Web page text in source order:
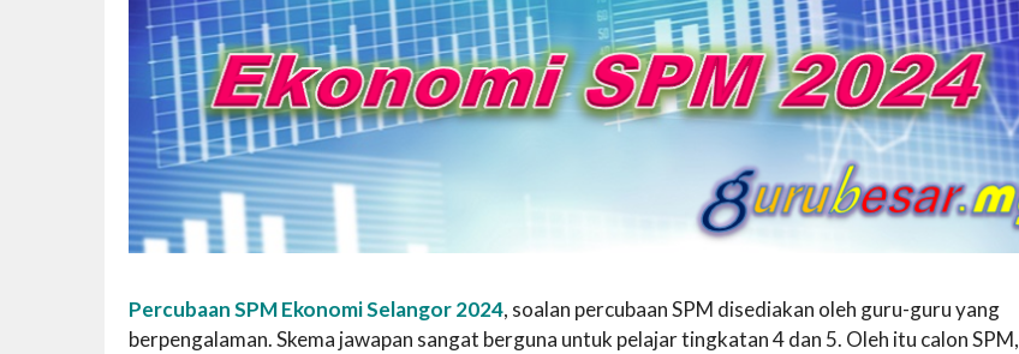
Percubaan SPM Ekonomi Selangor 2024, soalan percubaan SPM disediakan oleh guru-guru yang
berpengalaman. Skema jawapan sangat berguna untuk pelajar tingkatan 4 dan 5. Oleh itu calon SPM,